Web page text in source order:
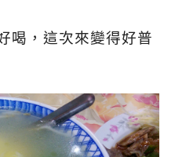
喝，這次來變得好普